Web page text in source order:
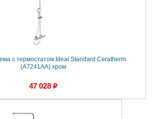
с термостатом Ideal Standard Ceratherm
(A7241AA) хром
47 028 ₽